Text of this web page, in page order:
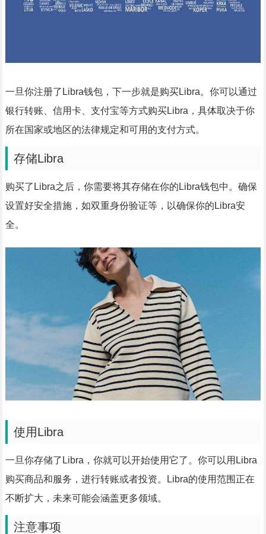
一旦你注册了Libra钱包，下一步就是购买Libra。你可以通过
银行转账、信用卡、支付宝等方式购买Libra，具体取决于你
所在国家或地区的法律规定和可用的支付方式。
存储Libra
购买了Libra之后，你需要将其存储在你的Libra钱包中。确保
设置好安全措施，如双重身份验证等，以确保你的Libra安
全。
使用Libra
一旦你存储了Libra，你就可以开始使用它了。你可以用Libra
购买商品和服务，进行转账或者投资。Libra的使用范围正在
不断扩大，未来可能会涵盖更多领域。
注意事项